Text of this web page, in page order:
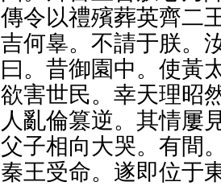
傳令以禮殯葬英齊二
吉何辠。不請于朕。
曰。昔御園中。使黃
欲害世民。幸天理昭
人亂倫篡逆。其情屢
父子相向大哭。有間
秦王受命。遂即位于